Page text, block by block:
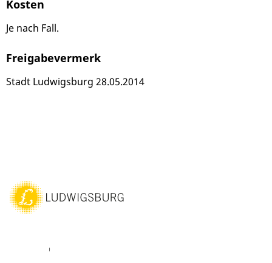
Kosten
Je nach Fall.
Freigabevermerk
Stadt Ludwigsburg 28.05.2014
Youtube